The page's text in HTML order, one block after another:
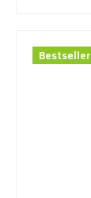
Bestseller